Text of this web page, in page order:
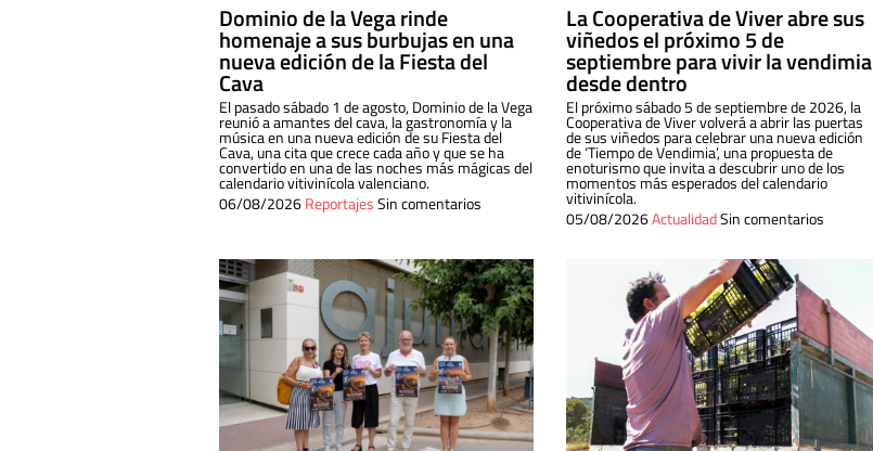
Dominio de la Vega rinde
homenaje a sus burbujas en una
nueva edición de la Fiesta del
Cava
El pasado sábado 1 de agosto, Dominio de la Vega
reunió a amantes del cava, la gastronomía y la
música en una nueva edición de su Fiesta del
Cava, una cita que crece cada año y que se ha
convertido en una de las noches más mágicas del
calendario vitivinícola valenciano.
06/08/2026ReportajesSin comentarios
La Cooperativa de Viver abre sus
viñedos el próximo 5 de
septiembre para vivir la vendimia
desde dentro
El próximo sábado 5 de septiembre de 2026, la
Cooperativa de Viver volverá a abrir las puertas
de sus viñedos para celebrar una nueva edición
de ‘Tiempo de Vendimia’, una propuesta de
enoturismo que invita a descubrir uno de los
momentos más esperados del calendario
vitivinícola.
05/08/2026ActualidadSin comentarios